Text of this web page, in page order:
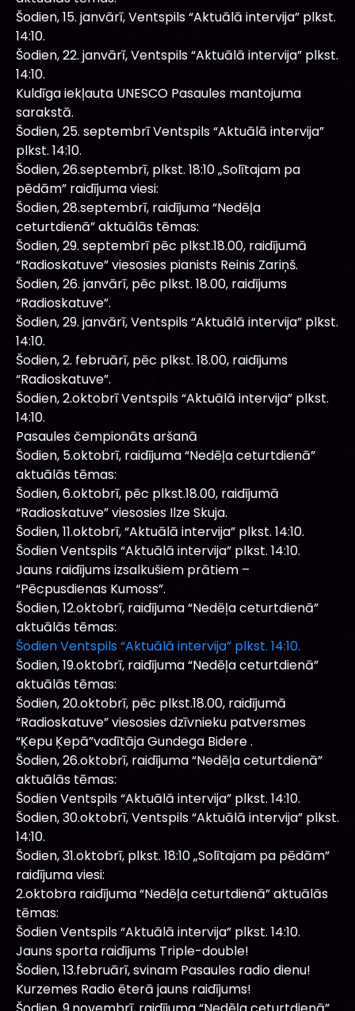
Šodien, 15. janvārī, Ventspils “Aktuālā intervija” plkst.
14:10.
Šodien, 22. janvārī, Ventspils “Aktuālā intervija” plkst.
14:10.
Kuldīga iekļauta UNESCO Pasaules mantojuma
sarakstā.
Šodien, 25. septembrī Ventspils “Aktuālā intervija”
plkst. 14:10.
Šodien, 26.septembrī, plkst. 18:10 „Solītajam pa
pēdām” raidījuma viesi:
Šodien, 28.septembrī, raidījuma “Nedēļa
ceturtdienā” aktuālās tēmas:
Šodien, 29. septembrī pēc plkst.18.00, raidījumā
“Radioskatuve” viesosies pianists Reinis Zariņš.
Šodien, 26. janvārī, pēc plkst. 18.00, raidījums
“Radioskatuve”.
Šodien, 29. janvārī, Ventspils “Aktuālā intervija” plkst.
14:10.
Šodien, 2. februārī, pēc plkst. 18.00, raidījums
“Radioskatuve”.
Šodien, 2.oktobrī Ventspils “Aktuālā intervija” plkst.
14:10.
Pasaules čempionāts aršanā
Šodien, 5.oktobrī, raidījuma “Nedēļa ceturtdienā”
aktuālās tēmas:
Šodien, 6.oktobrī, pēc plkst.18.00, raidījumā
“Radioskatuve” viesosies Ilze Skuja.
Šodien, 11.oktobrī, “Aktuālā intervija” plkst. 14:10.
Šodien Ventspils “Aktuālā intervija” plkst. 14:10.
Jauns raidījums izsalkušiem prātiem –
“Pēcpusdienas Kumoss”.
Šodien, 12.oktobrī, raidījuma “Nedēļa ceturtdienā”
aktuālās tēmas:
Šodien Ventspils “Aktuālā intervija” plkst. 14:10.
Šodien, 19.oktobrī, raidījuma “Nedēļa ceturtdienā”
aktuālās tēmas:
Šodien, 20.oktobrī, pēc plkst.18.00, raidījumā
“Radioskatuve” viesosies dzīvnieku patversmes
“Ķepu Ķepā”vadītāja Gundega Bidere .
Šodien, 26.oktobrī, raidījuma “Nedēļa ceturtdienā”
aktuālās tēmas:
Šodien Ventspils “Aktuālā intervija” plkst. 14:10.
Šodien, 30.oktobrī, Ventspils “Aktuālā intervija” plkst.
14:10.
Šodien, 31.oktobrī, plkst. 18:10 „Solītajam pa pēdām”
raidījuma viesi:
2.oktobra raidījuma “Nedēļa ceturtdienā” aktuālās
tēmas:
Šodien Ventspils “Aktuālā intervija” plkst. 14:10.
Jauns sporta raidījums Triple-double!
Šodien, 13.februārī, svinam Pasaules radio dienu!
Kurzemes Radio ēterā jauns raidījums!